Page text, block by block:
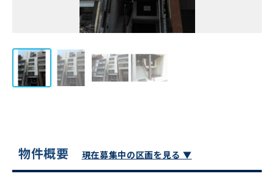
物件概要 現在募集中の区画を見る ▼